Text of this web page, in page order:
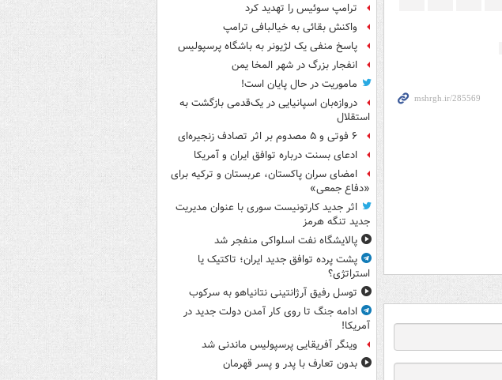
ترامپ سوئیس را تهدید کرد
واکنش بقائی به خیالبافی ترامپ
پاسخ منفی یک لژیونر به باشگاه پرسپولیس
انفجار بزرگ در شهر المخا یمن
ماموریت در حال پایان است!
دروازه‌بان اسپانیایی در یک‌قدمی بازگشت به
استقلال
۶ فوتی و ۵ مصدوم بر اثر تصادف زنجیره‌ای
ادعای بسنت درباره توافق ایران و آمریکا
امضای سران پاکستان، عربستان و ترکیه برای
«دفاع جمعی»
اثر جدید کارتونیست سوری با عنوان مدیریت
جدید تنگه هرمز
پالایشگاه نفت اسلواکی منفجر شد
پشت پرده توافق جدید ایران؛ تاکتیک یا
استراتژی؟
توسل رفیق آرژانتینی نتانیاهو به سرکوب
ادامه جنگ تا روی کار آمدن دولت جدید در
آمریکا!
وینگر آفریقایی پرسپولیس ماندنی شد
بدون تعارف با پدر و پسر قهرمان